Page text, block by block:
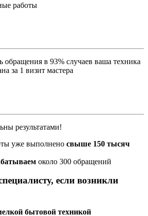
работы
обращения в 93% случаев ваша техника
за 1 визит мастера
результатами!
уже выполнено свыше 150 тысяч
около 300 обращений
если возникли
бытовой техникой